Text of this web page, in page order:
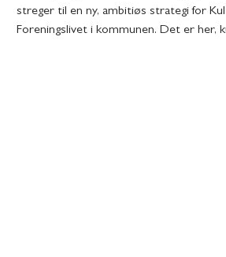
streger til en ny, ambitiøs strategi for
Foreningslivet i kommunen. Det er her,